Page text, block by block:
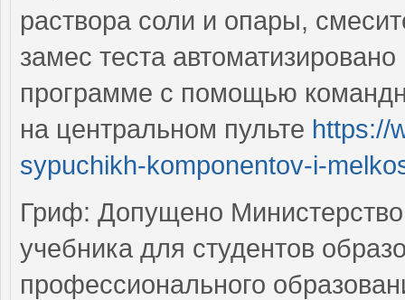
раствора соли и опары,
замес теста
программе с помощью
на центральном пульте https://
sypuchikh-komponentov-i-
Гриф: Допущено
учебника для студентов
профессионального